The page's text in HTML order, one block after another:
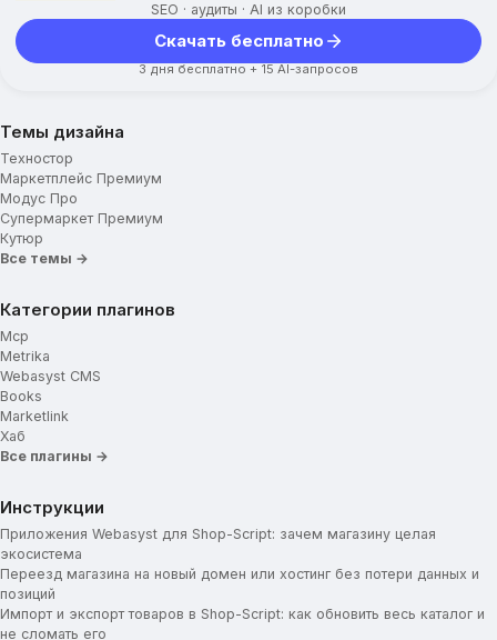
SEO · аудиты · AI из коробки
Скачать бесплатно
3 дня бесплатно + 15 AI-запросов
Темы дизайна
Техностор
Маркетплейс Премиум
Модус Про
Супермаркет Премиум
Кутюр
Все темы →
Категории плагинов
Mcp
Metrika
Webasyst CMS
Books
Marketlink
Хаб
Все плагины →
Инструкции
Приложения Webasyst для Shop-Script: зачем магазину целая
экосистема
Переезд магазина на новый домен или хостинг без потери данных и
позиций
Импорт и экспорт товаров в Shop-Script: как обновить весь каталог и
не сломать его